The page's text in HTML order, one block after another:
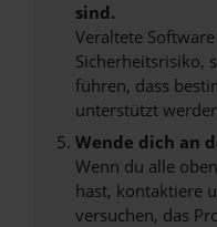
sind.
Veraltete
Sicherheitsrisiko,
führen, dass
unterstützt
Wende dich an
Wenn du alle
hast, kontaktiere
versuchen, das